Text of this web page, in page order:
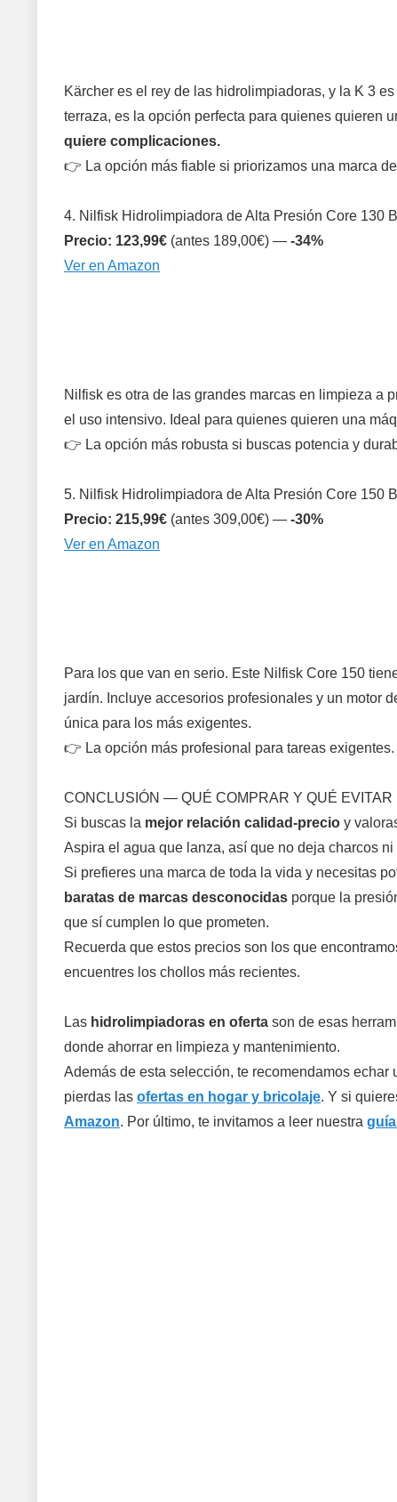
Kärcher es el rey de las hidrolimpiadoras, y la K 3
terraza, es la opción perfecta para quienes quieren
quiere complicaciones.
👉 La opción más fiable si priorizamos una marca
4. Nilfisk Hidrolimpiadora de Alta Presión Core 130
Precio: 123,99€ (antes 189,00€) — -34%
Ver en Amazon
Nilfisk es otra de las grandes marcas en limpieza a
el uso intensivo. Ideal para quienes quieren una
👉 La opción más robusta si buscas potencia y
5. Nilfisk Hidrolimpiadora de Alta Presión Core 150
Precio: 215,99€ (antes 309,00€) — -30%
Ver en Amazon
Para los que van en serio. Este Nilfisk Core 150
jardín. Incluye accesorios profesionales y un motor
única para los más exigentes.
👉 La opción más profesional para tareas exigentes.
CONCLUSIÓN — QUÉ COMPRAR Y QUÉ EVITAR
Si buscas la mejor relación calidad-precio y
Aspira el agua que lanza, así que no deja charcos ni
Si prefieres una marca de toda la vida y necesitas
baratas de marcas desconocidas porque la
que sí cumplen lo que prometen.
Recuerda que estos precios son los que
encuentres los chollos más recientes.
Las hidrolimpiadoras en oferta son de esas
donde ahorrar en limpieza y mantenimiento.
Además de esta selección, te recomendamos
pierdas las ofertas en hogar y bricolaje. Y si
Amazon. Por último, te invitamos a leer nuestra